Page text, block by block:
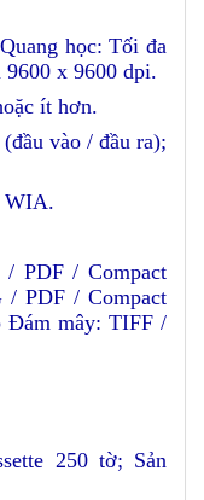
học: Tối đa
9600 x 9600 dpi.
ít hơn.
vào / đầu ra);
WIA.
PDF / Compact
/ PDF / Compact
Đám mây: TIFF /
250 tờ; Sản